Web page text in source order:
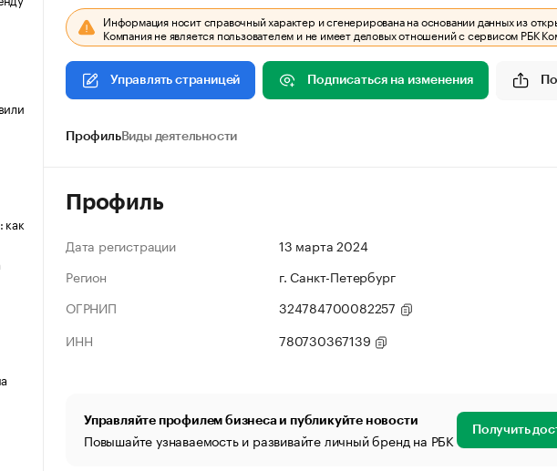
как
Информация носит справочный характер и сгенерирована на основании данных из
Компания не является пользователем и не имеет деловых отношений с сервисом РБК
Управлять страницей Подписаться на изменения
ПрофильВиды деятельности
Профиль
Дата регистрации
13 марта 2024
Регион
г. Санкт-Петербург
ОГРНИП
324784700082257
ИНН
780730367139
Управляйте профилем бизнеса и публикуйте новости
Повышайте узнаваемость и развивайте личный бренд на РБК Получить